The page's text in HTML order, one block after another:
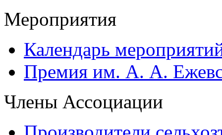
Мероприятия
Календарь
Премия им. А. А.
Члены Ассоциации